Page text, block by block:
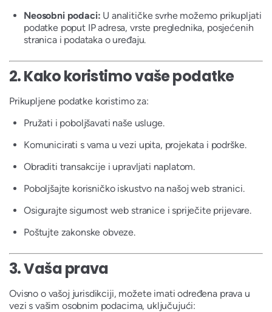
Neosobni podaci: U analitičke svrhe možemo prikupljati
podatke poput IP adresa, vrste preglednika, posjećenih
stranica i podataka o uređaju.
2.Kako koristimo vaše podatke
Prikupljene podatke koristimo za:
Pružati i poboljšavati naše usluge.
Komunicirati s vama u vezi upita, projekata i podrške.
Obraditi transakcije i upravljati naplatom.
Poboljšajte korisničko iskustvo na našoj web stranici.
Osigurajte sigurnost web stranice i spriječite prijevare.
Poštujte zakonske obveze.
3.Vaša prava
Ovisno o vašoj jurisdikciji, možete imati određena prava u
vezi s vašim osobnim podacima, uključujući: